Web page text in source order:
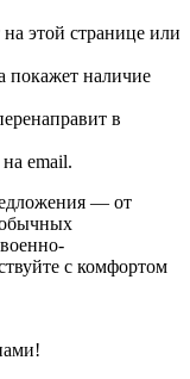
этой странице или
покажет наличие
в
email.
— от
с комфортом